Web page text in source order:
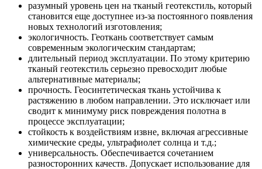
разумный уровень цен на тканый геотекстиль, который
становится еще доступнее из-за постоянного появления
новых технологий изготовления;
экологичность. Геоткань соответствует самым
современным экологическим стандартам;
длительный период эксплуатации. По этому критерию
тканый геотекстиль серьезно превосходит любые
альтернативные материалы;
прочность. Геосинтетическая ткань устойчива к
растяжению в любом направлении. Это исключает или
сводит к минимуму риск повреждения полотна в
процессе эксплуатации;
стойкость к воздействиям извне, включая агрессивные
химические среды, ультрафиолет солнца и т.д.;
универсальность. Обеспечивается сочетанием
разносторонних качеств. Допускает использование для